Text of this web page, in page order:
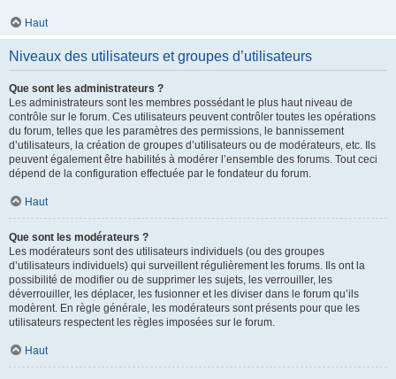
Haut
Niveaux des utilisateurs et groupes d’utilisateurs
Que sont les administrateurs ?
Les administrateurs sont les membres possédant le plus haut niveau de
contrôle sur le forum. Ces utilisateurs peuvent contrôler toutes les opérations
du forum, telles que les paramètres des permissions, le bannissement
d’utilisateurs, la création de groupes d’utilisateurs ou de modérateurs, etc. Ils
peuvent également être habilités à modérer l’ensemble des forums. Tout ceci
dépend de la configuration effectuée par le fondateur du forum.
Haut
Que sont les modérateurs ?
Les modérateurs sont des utilisateurs individuels (ou des groupes
d’utilisateurs individuels) qui surveillent régulièrement les forums. Ils ont la
possibilité de modifier ou de supprimer les sujets, les verrouiller, les
déverrouiller, les déplacer, les fusionner et les diviser dans le forum qu’ils
modèrent. En règle générale, les modérateurs sont présents pour que les
utilisateurs respectent les règles imposées sur le forum.
Haut